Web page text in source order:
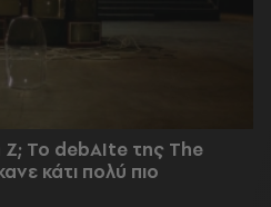
Z; Το debAIte της The
κάτι πολύ πιο